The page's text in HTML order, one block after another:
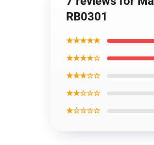
RB0301
★★★★★
★★★★☆
★★★☆☆
★★☆☆☆
★☆☆☆☆